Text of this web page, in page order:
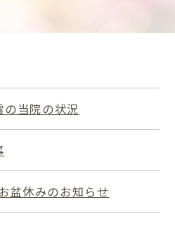
の当院の状況
盆休みのお知らせ